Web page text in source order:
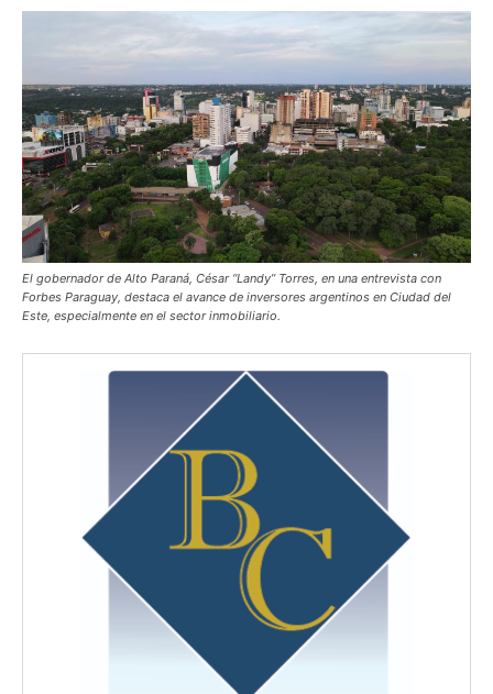
El gobernador de Alto Paraná, César “Landy” Torres, en una entrevista con
Forbes Paraguay, destaca el avance de inversores argentinos en Ciudad del
Este, especialmente en el sector inmobiliario.